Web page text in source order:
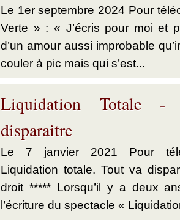
Le 1er septembre 2024 Pour
Verte » : « J’écris pour moi et
d’un amour aussi improbable
couler à pic mais qui s’est...
Liquidation Totale
disparaitre
Le 7 janvier 2021 Pour
Liquidation totale. Tout va
droit ***** Lorsqu’il y a deux
l’écriture du spectacle «